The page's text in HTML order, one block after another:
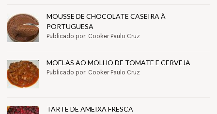
MOUSSE DE CHOCOLATE CASEIRA À
PORTUGUESA
Publicado por: Cooker Paulo Cruz
MOELAS AO MOLHO DE TOMATE E CERVEJA
Publicado por: Cooker Paulo Cruz
TARTE DE AMEIXA FRESCA